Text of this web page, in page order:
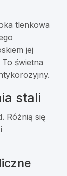
tlenkowa
jej
świetna
stali
Różnią się